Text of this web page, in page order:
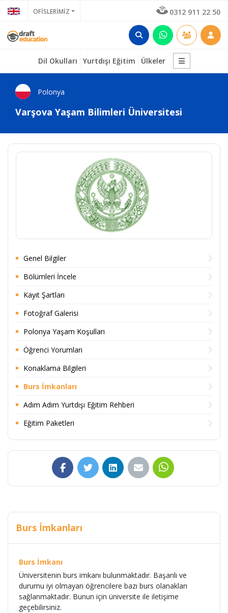
OFİSLERİMİZ 0312 911 22 50
Dil Okulları Yurtdışı Eğitim Ülkeler
Polonya
Varşova Yaşam Bilimleri Üniversitesi
Genel Bilgiler
Bölümleri İncele
Kayıt Şartları
Fotoğraf Galerisi
Polonya Yaşam Koşulları
Öğrenci Yorumları
Konaklama Bilgileri
Burs İmkanları
Adım Adım Yurtdışı Eğitim Rehberi
Eğitim Paketleri
Burs İmkanları
Burs İmkanı
Üniversitenin burs imkanı bulunmaktadır. Başarılı ve
durumu iyi olmayan öğrencilere bazı burs olanakları
sağlanmaktadır. Bunun için üniversite ile iletişime
geçebilirsiniz.